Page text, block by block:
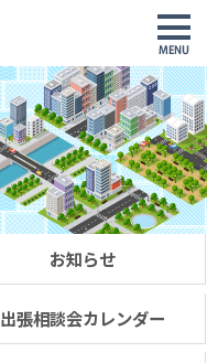
お知らせ
出張相談会カレンダー